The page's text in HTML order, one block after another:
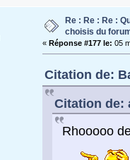
Re : Re : Re :
choisis du
« Réponse #177 le: 05
Citation de:
Citation de:
Rhooooo